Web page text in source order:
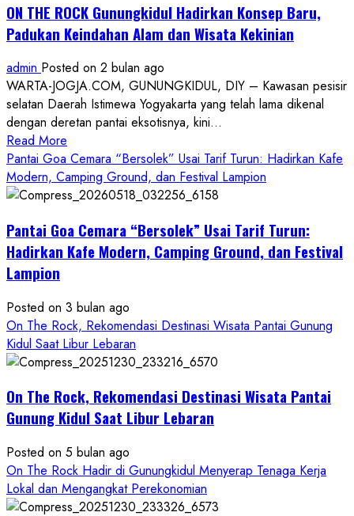
ON THE ROCK Gunungkidul Hadirkan Konsep Baru,
Padukan Keindahan Alam dan Wisata Kekinian
admin Posted on 2 bulan ago
WARTA-JOGJA.COM, GUNUNGKIDUL, DIY – Kawasan pesisir
selatan Daerah Istimewa Yogyakarta yang telah lama dikenal
dengan deretan pantai eksotisnya, kini...
Read More
more
about
ON
ROCK
Gunungkidul
Baru,
Padukan
Keindahan
Alam
Wisata
Kekinian
Pantai Goa Cemara “Bersolek” Usai Tarif Turun: Hadirkan Kafe
Modern, Camping Ground, dan Festival Lampion
Pantai Goa Cemara “Bersolek” Usai Tarif Turun:
Hadirkan Kafe Modern, Camping Ground, dan Festival
Lampion
Posted on 3 bulan ago
On The Rock, Rekomendasi Destinasi Wisata Pantai Gunung
Kidul Saat Libur Lebaran
On The Rock, Rekomendasi Destinasi Wisata Pantai
Gunung Kidul Saat Libur Lebaran
Posted on 5 bulan ago
On The Rock Hadir di Gunungkidul Menyerap Tenaga Kerja
Lokal dan Mengangkat Perekonomian